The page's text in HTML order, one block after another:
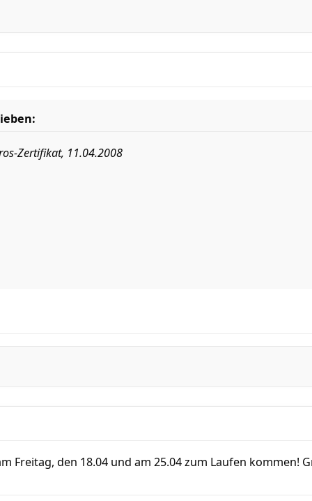
Zertifikat, 11.04.2008
Freitag, den 18.04 und am 25.04 zum Laufen kommen!